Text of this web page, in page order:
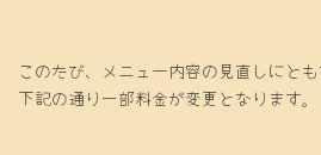
このたび、メニュー内容の見直しにとも
下記の通り一部料金が変更となります。